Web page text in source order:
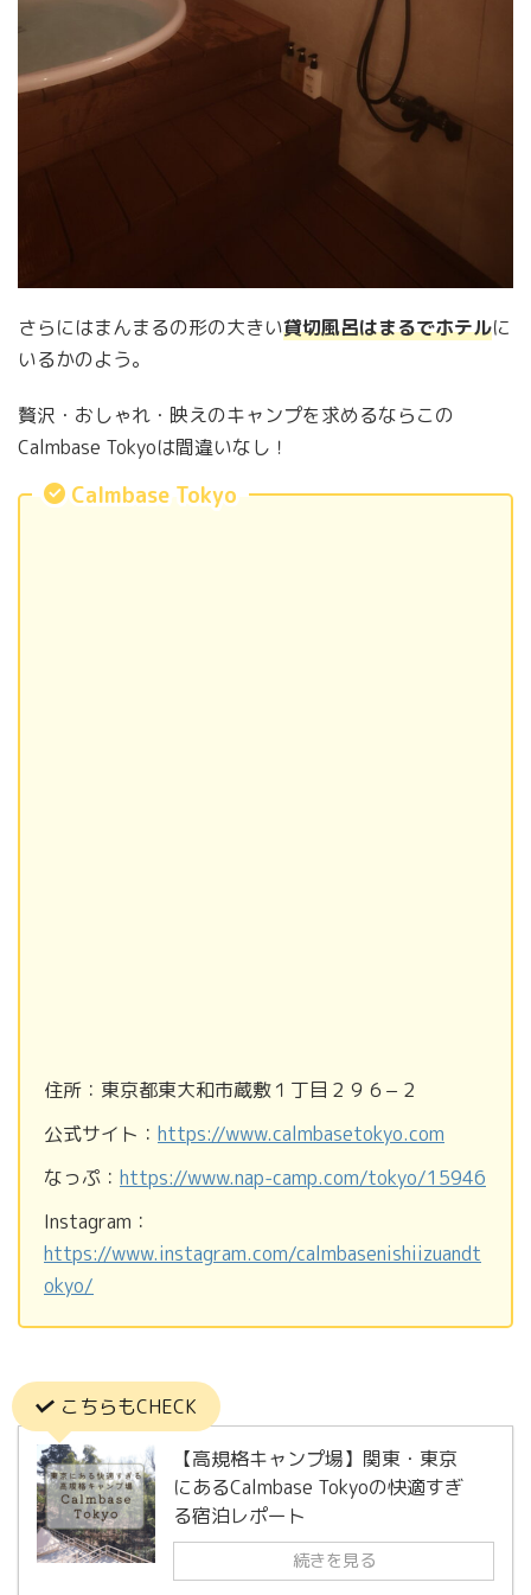
さらにはまんまるの形の大きい貸切風呂はまるでホテルに
いるかのよう。
贅沢・おしゃれ・映えのキャンプを求めるならこの
Calmbase Tokyoは間違いなし！
Calmbase Tokyo
住所：東京都東大和市蔵敷１丁目２９６−２
公式サイト： https://www.calmbasetokyo.com
なっぷ： https://www.nap-camp.com/tokyo/15946
Instagram：
https://www.instagram.com/calmbasenishiizuandt
okyo/
こちらもCHECK
【高規格キャンプ場】関東・東京
にあるCalmbase Tokyoの快適すぎ
る宿泊レポート
続きを見る